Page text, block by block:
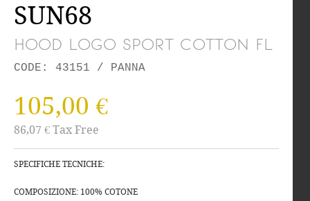
SUN68
HOOD LOGO SPORT COTTON FL
CODE: 43151 / PANNA
105,00 €
86,07 € Tax Free
SPECIFICHE TECNICHE:
COMPOSIZIONE: 100% COTONE